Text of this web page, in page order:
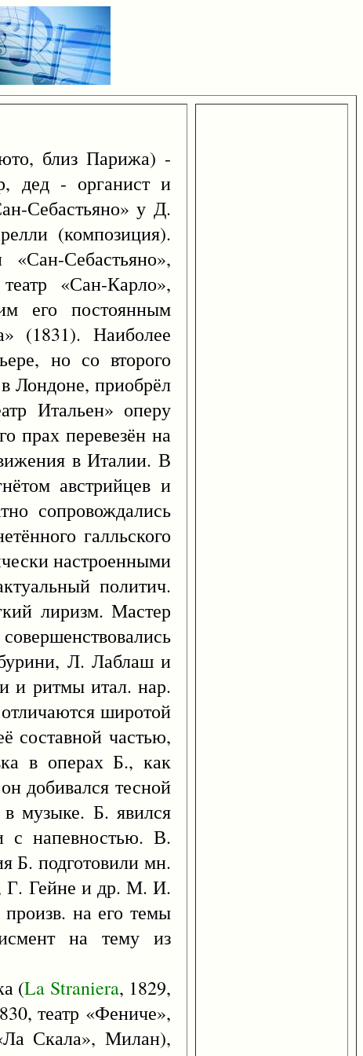
близ Парижа) -
дед - органист и
Себастьяно» у Д.
(композиция).
Себастьяно»,
«Сан-Карло»,
его постоянным
(1831). Наиболее
но со второго
Лондоне, приобрёл
Итальен» оперу
прах перевезён на
в Италии. В
австрийцев и
сопровождались
галльского
настроенными
политич.
лиризм. Мастер
Л. Лаблаш и
и ритмы итал. нар.
широтой
составной частью,
в операх Б., как
добивался тесной
музыке. Б. явился
с напевностью. В.
Б. подготовили мн.
Г. Гейне и др. М. И.
на его темы
на тему из
(La Straniera, 1829,
театр «Фениче»,
Скала», Милан),